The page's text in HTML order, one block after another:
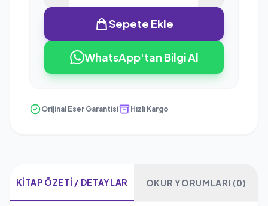
Sepete Ekle
WhatsApp'tan Bilgi Al
Orijinal Eser Garantisi Hızlı Kargo
KITAP ÖZETI / DETAYLAR OKUR YORUMLARI (0)